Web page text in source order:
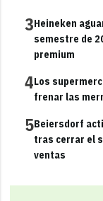
3Heineken
semestre de
premium
4Los
frenar las
5Beiersdorf
tras cerrar el
ventas